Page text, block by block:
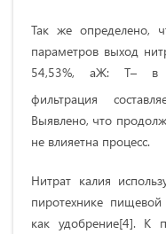
Так же определено,
параметров выход
54,53%, аЖ: Т– в
фильтрация
Выявлено, что
не влияетна процесс.
Нитрат калия
пиротехнике
как удобрение[4]. К